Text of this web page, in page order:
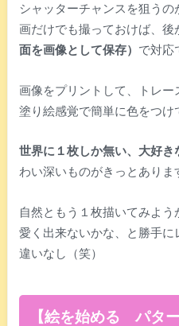
シャッターチャンスを狙う
画だけでも撮っておけば、後
面を画像として保存） で対応
画像をプリントして、トレ
塗り絵感覚で簡単に色をつけ
世界に１枚しか無い、大好き
わい深いものがきっとありま
自然ともう１枚描いてみよ
愛く出来ないかな、と勝手
違いなし（笑）
【絵を始める パタ